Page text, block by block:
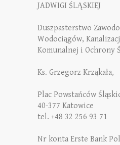
JADWIGI ŚLĄSKIEJ
Duszpasterstwo
Wodociągów,
Komunalnej i Ochrony
Ks. Grzegorz Krząkała,
Plac Powstańców
40-377 Katowice
tel. +48 32 256 93 71
Nr konta Erste Bank